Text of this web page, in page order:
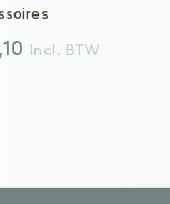
Incl. BTW